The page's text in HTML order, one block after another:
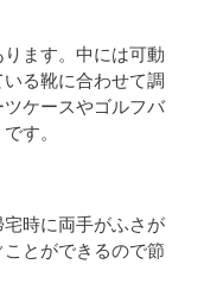
ます。中には可動
る靴に合わせて調
ケースやゴルフバ
す。
時に両手がふさが
とができるので節